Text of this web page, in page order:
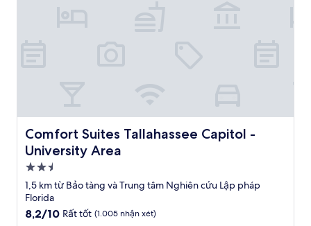
Comfort Suites Tallahassee Capitol -
University Area
Comfort Suites Tallahassee Capitol - University Area
Nơi
lưu
trú
2.5
1,5 km từ Bảo tàng và Trung tâm Nghiên cứu Lập pháp
Florida
8.2
8,2/10 Rất tốt (1.005 nhận xét)